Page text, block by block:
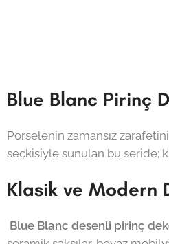
Blue Blanc Pirinç
Porselenin zamansız
seçkisiyle sunulan bu seride;
Klasik ve Modern
Blue Blanc desenli pirinç